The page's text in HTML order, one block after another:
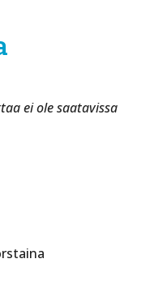
ei ole saatavissa